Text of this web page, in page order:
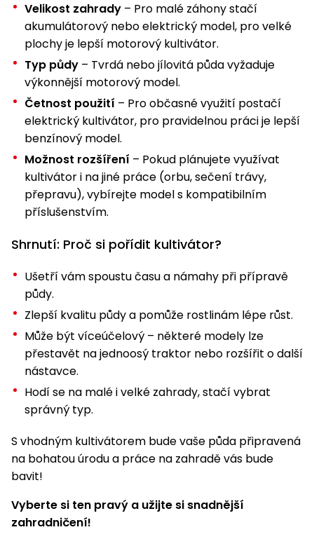
Velikost zahrady – Pro malé záhony stačí
akumulátorový nebo elektrický model, pro velké
plochy je lepší motorový kultivátor.
Typ půdy – Tvrdá nebo jílovitá půda vyžaduje
výkonnější motorový model.
Četnost použití – Pro občasné využití postačí
elektrický kultivátor, pro pravidelnou práci je lepší
benzínový model.
Možnost rozšíření – Pokud plánujete využívat
kultivátor i na jiné práce (orbu, sečení trávy,
přepravu), vybírejte model s kompatibilním
příslušenstvím.
Shrnutí: Proč si pořídit kultivátor?
Ušetří vám spoustu času a námahy při přípravě
půdy.
Zlepší kvalitu půdy a pomůže rostlinám lépe růst.
Může být víceúčelový – některé modely lze
přestavět na jednoosý traktor nebo rozšířit o další
nástavce.
Hodí se na malé i velké zahrady, stačí vybrat
správný typ.
S vhodným kultivátorem bude vaše půda připravená
na bohatou úrodu a práce na zahradě vás bude
bavit!
Vyberte si ten pravý a užijte si snadnější
zahradničení!